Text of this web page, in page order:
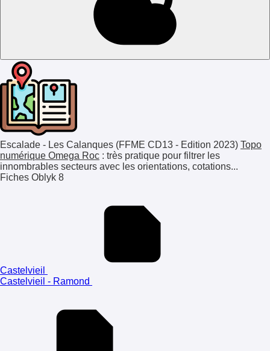
Escalade - Les Calanques (FFME CD13 - Edition 2023) Topo
numérique Omega Roc : très pratique pour filtrer les
innombrables secteurs avec les orientations, cotations...
Fiches Oblyk 8
Castelvieil
Castelvieil - Ramond